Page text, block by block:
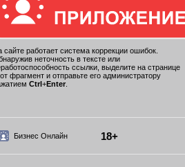
сайте работает система коррекции ошибок.
неточность в тексте или
ссылки, выделите на странице
фрагмент и отправьте его администратору
Ctrl +Enter.
Бизнес Онлайн 18+